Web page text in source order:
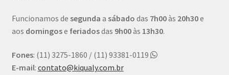
Funcionamos de segunda a sábado das 7h00às 20h30e
aos domingose feriadosdas 9h00às 13h30.
Fones: (11) 3275-1860 / (11) 93381-0119
E-mail: contato@kiqualy.com.br